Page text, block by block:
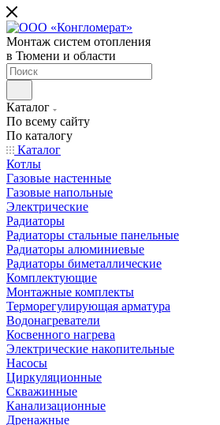
Монтаж систем отопления
в Тюмени и области
Каталог
По всему сайту
По каталогу
Каталог
Котлы
Газовые настенные
Газовые напольные
Электрические
Радиаторы
Радиаторы стальные панельные
Радиаторы алюминиевые
Радиаторы биметаллические
Комплектующие
Монтажные комплекты
Терморегулирующая арматура
Водонагреватели
Косвенного нагрева
Электрические накопительные
Насосы
Циркуляционные
Скважинные
Канализационные
Дренажные